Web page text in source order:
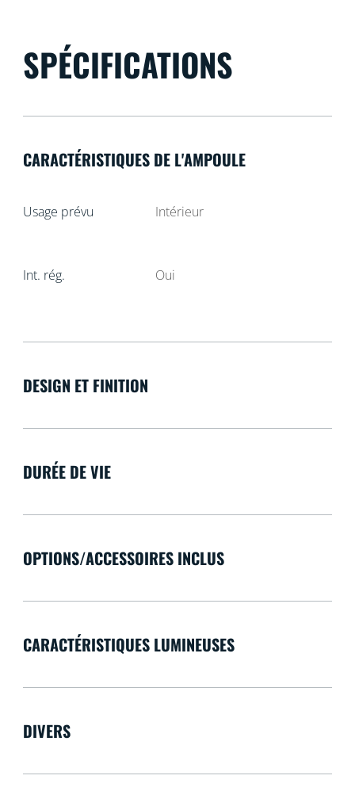
SPÉCIFICATIONS
CARACTÉRISTIQUES DE L'AMPOULE
Usage prévu Intérieur
Int. rég. Oui
DESIGN ET FINITION
DURÉE DE VIE
OPTIONS/ACCESSOIRES INCLUS
CARACTÉRISTIQUES LUMINEUSES
DIVERS